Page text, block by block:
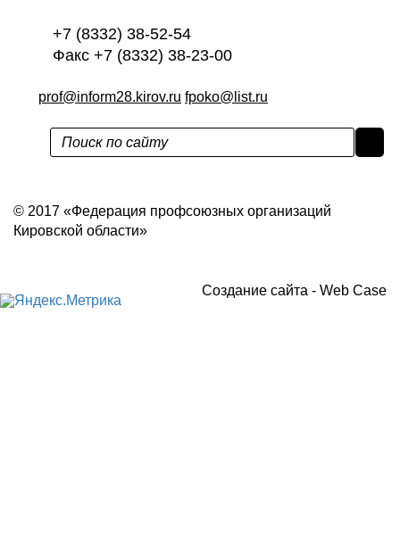
+7 (8332) 38-52-54
Факс +7 (8332) 38-23-00
prof@inform28.kirov.ru fpoko@list.ru
© 2017 «Федерация профсоюзных организаций
Кировской области»
Создание сайта - Web Case